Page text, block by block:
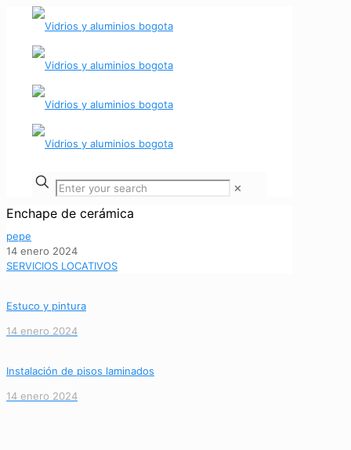
✕
Enchape de cerámica
pepe
14 enero 2024
SERVICIOS LOCATIVOS
Estuco y pintura
14 enero 2024
Instalación de pisos laminados
14 enero 2024